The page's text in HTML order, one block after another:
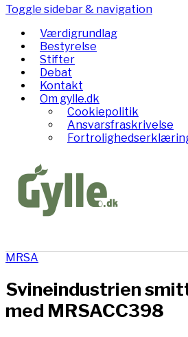
Toggle sidebar & navigation
Værdigrundlag
Bestyrelse
Stifter
Debat
Kontakt
Om gylle.dk
Cookiepolitik
Ansvarsfraskrivelse
MRSA
Svineindustrien
med MRSACC398